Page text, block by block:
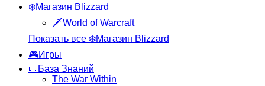
❄️Магазин Blizzard
🗡️World of Warcraft
Показать все ❄️Магазин Blizzard
🎮Игры
📜База Знаний
The War Within